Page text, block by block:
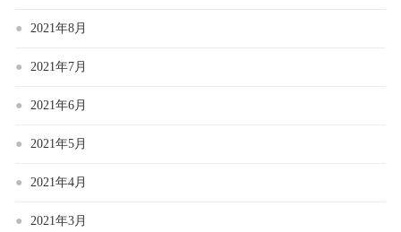
2021年8月
2021年7月
2021年6月
2021年5月
2021年4月
2021年3月